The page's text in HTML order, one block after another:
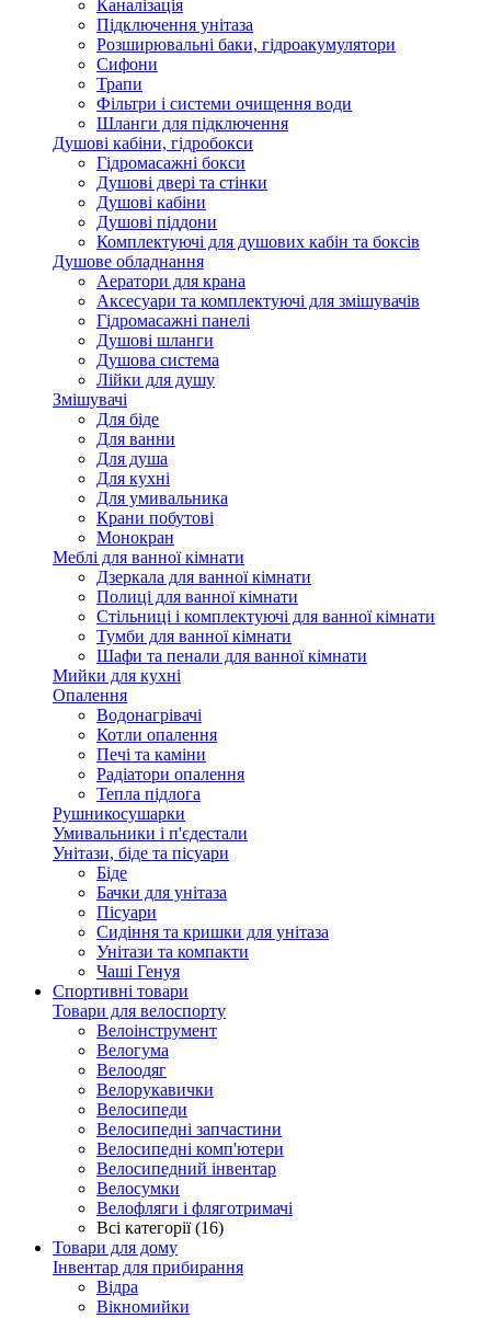
Каналізація
Підключення унітаза
Розширювальні баки, гідроакумулятори
Сифони
Трапи
Фільтри і системи очищення води
Шланги для підключення
Душові кабіни, гідробокси
Гідромасажні бокси
Душові двері та стінки
Душові кабіни
Душові піддони
Комплектуючі для душових кабін та боксів
Душове обладнання
Аератори для крана
Аксесуари та комплектуючі для змішувачів
Гідромасажні панелі
Душові шланги
Душова система
Лійки для душу
Змішувачі
Для біде
Для ванни
Для душа
Для кухні
Для умивальника
Крани побутові
Монокран
Меблі для ванної кімнати
Дзеркала для ванної кімнати
Полиці для ванної кімнати
Стільниці і комплектуючі для ванної кімнати
Тумби для ванної кімнати
Шафи та пенали для ванної кімнати
Мийки для кухні
Опалення
Водонагрівачі
Котли опалення
Печі та каміни
Радіатори опалення
Тепла підлога
Рушникосушарки
Умивальники і п'єдестали
Унітази, біде та пісуари
Біде
Бачки для унітаза
Пісуари
Сидіння та кришки для унітаза
Унітази та компакти
Чаші Генуя
Спортивні товари
Товари для велоспорту
Велоінструмент
Велогума
Велоодяг
Велорукавички
Велосипеди
Велосипедні запчастини
Велосипедні комп'ютери
Велосипедний інвентар
Велосумки
Велофляги і фляготримачі
Всі категорії (16)
Товари для дому
Інвентар для прибирання
Відра
Вікномийки